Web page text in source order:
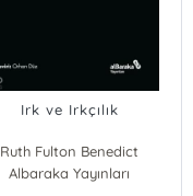
Irk ve Irkçılık
Ruth Fulton Benedict
Albaraka Yayınları